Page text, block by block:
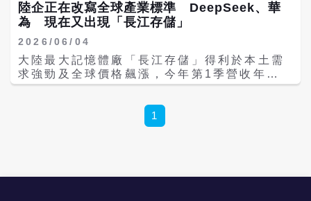
陸企正在改寫全球產業標準 DeepSeek、華
為 現在又出現「長江存儲」
2026/06/04
大陸最大記憶體廠「長江存儲」得利於本土需
求強勁及全球價格飆漲，今年第1季營收年增
近445%，全球市占從去年同期的8%提升至
13%，與日本鎧俠（Kioxia）、美光
（Micron）、晟碟（SanDisk）爭搶全球第
三的寶座。長江存儲最引人注目的是其自主研
1